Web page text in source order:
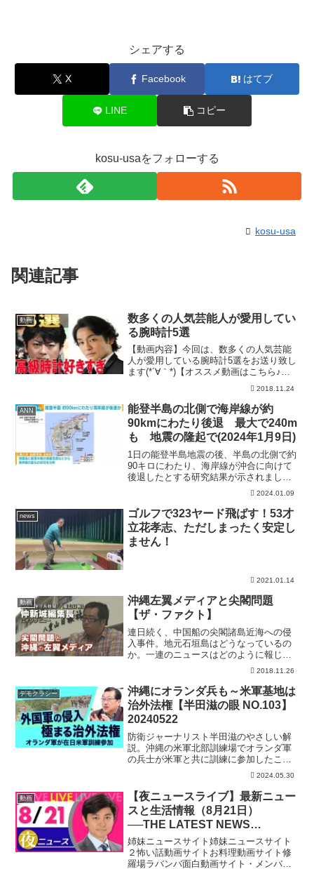
シェアする
X Facebook はてブ
LINE コピー
kosu-usaをフォローする
kosu-usa
関連記事
動画
数多くの人気芸能人が愛用してい
る腕時計5選
【動画内容】今回は、数多くの人気芸能
人が愛用している腕時計5選をお送り致し
ます(*´∀｀*)【オススメ動画はこちら♪】
☆突然すぎて…周囲を悲しみの渦に巻き
込んだ超人気芸能人～PART2～☆実は消
されるハズだった…有名映画キャラクタ
ー5選☆超...
2018.11.24
ANN
能登半島の北側で海岸線が約
90kmにわたり後退 最大で240m
も 地震の隆起で(2024年1月9日)
1日の能登半島地震の後、半島の北側で約
90キロにわたり、海岸線が沖合に向けて
後退したとする研究結果が示されまし
た。 広島大学の後藤秀昭准教授は地震
の後に能登半島を映した衛星写真と航空
写真から、海岸線の変化の状況を日本地
理学会の複数の研究者と...
2024.01.09
news
ゴルフで323ヤード飛ばす！53才
立花孝志、ただしまったく安定し
ません！
2021.01.14
動画
沖縄左翼メディアと尖閣問題
【ザ・ファクト】
連日続く、中国船の尖閣諸島近海への侵
入事件。地元石垣島はどうなっているの
か。一連のニュースはどのように報じら
れているのか。沖縄で数少ない保守系メ
ディアの八重山日報・仲新城編集長に
ザ・ファクトが独占インタビューを行っ
た。【出演】里村英一（幸福...
2018.11.26
デモクラシー
沖縄にオランダ兵も～米軍基地は
治外法権【半田滋の眼 NO.103】
20240522
防衛ジャーナリスト半田滋のやさしい解
説。沖縄の米軍北部訓練場でオランダ軍
の兵士が米軍と共に訓練に参加したこと
が露見しました。安保条約・地位協定の
う訓練も米軍の自由で日本政府には発言
権はありません。それでも...
2024.05.30
動画
【夜ニュースライブ】最新ニュー
スと生活情報（8月21日）
──THE LATEST NEWS
SUMMARY（日テレNEWS
LIVE）
姉妹ニュースサイト姉妹ニュースサイト
２怖い話動画サイトお料理動画サイト修
羅場ラバンバ面白動画サイト・メンバー